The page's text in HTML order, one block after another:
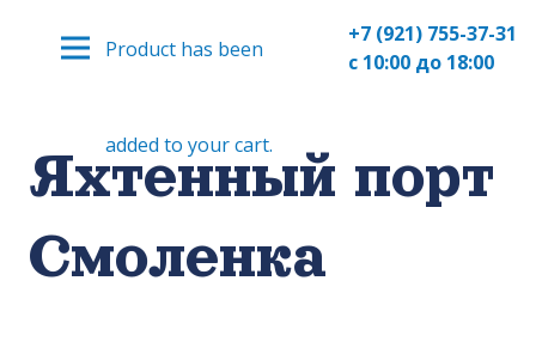
Producthas been
added to your cart.
+7 (921) 755-37-31
с 10:00 до 18:00
Яхтенный порт
Смоленка